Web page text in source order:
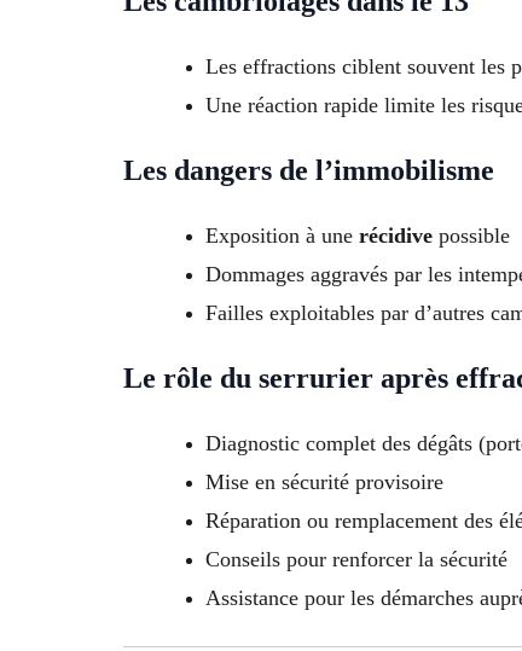
Les effractions ciblent souvent les
Une réaction rapide limite les
Les dangers de l’immobilisme
Exposition à une récidive possible
Dommages aggravés par les
Failles exploitables par d’autres
Le rôle du serrurier après
Diagnostic complet des dégâts
Mise en sécurité provisoire
Réparation ou remplacement des
Conseils pour renforcer la sécurité
Assistance pour les démarches